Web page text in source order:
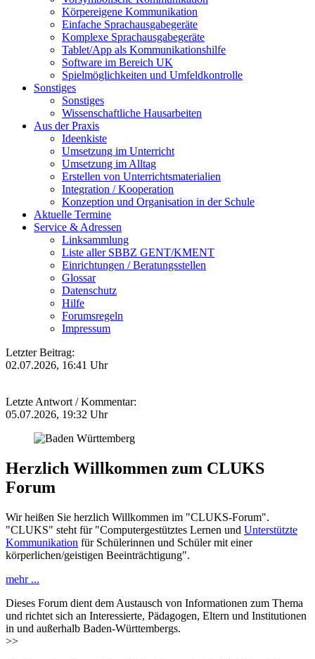
Körpereigene Kommunikation
Einfache Sprachausgabegeräte
Komplexe Sprachausgabegeräte
Tablet/App als Kommunikationshilfe
Software im Bereich UK
Spielmöglichkeiten und Umfeldkontrolle
Sonstiges
Sonstiges
Wissenschaftliche Hausarbeiten
Aus der Praxis
Ideenkiste
Umsetzung im Unterricht
Umsetzung im Alltag
Erstellen von Unterrichtsmaterialien
Integration / Kooperation
Konzeption und Organisation in der Schule
Aktuelle Termine
Service & Adressen
Linksammlung
Liste aller SBBZ GENT/KMENT
Einrichtungen / Beratungsstellen
Glossar
Datenschutz
Hilfe
Forumsregeln
Impressum
Letzter Beitrag:
02.07.2026, 16:41 Uhr
Letzte Antwort / Kommentar:
05.07.2026, 19:32 Uhr
Herzlich Willkommen zum CLUKS
Forum
Wir heißen Sie herzlich Willkommen im "CLUKS-Forum".
"CLUKS" steht für "Computergestütztes Lernen und Unterstützte
Kommunikation für Schülerinnen und Schüler mit einer
körperlichen/geistigen Beeinträchtigung".
mehr ...
Dieses Forum dient dem Austausch von Informationen zum Thema
und richtet sich an Interessierte, Pädagogen, Eltern und Institutionen
in und außerhalb Baden-Württembergs.
>>